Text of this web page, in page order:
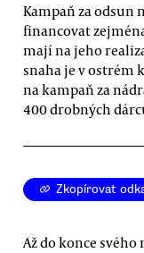
Kampaň za odsun
financovat
mají na jeho
snaha je v ostrém
na kampaň za
400 drobných
Zkopírovat
Až do konce